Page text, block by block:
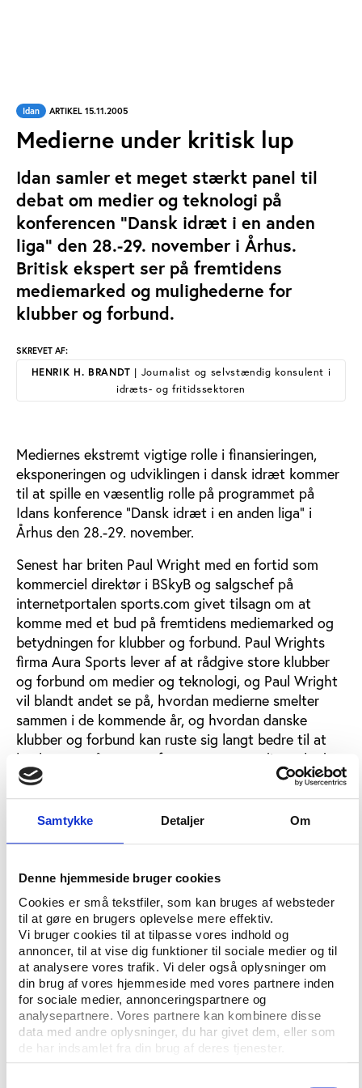
Samtykke Detaljer Om
Denne hjemmeside bruger cookies
Cookies er små tekstfiler, som kan bruges af websteder
til at gøre en brugers oplevelse mere effektiv.
Vi bruger cookies til at tilpasse vores indhold og
annoncer, til at vise dig funktioner til sociale medier og til
at analysere vores trafik. Vi deler også oplysninger om
din brug af vores hjemmeside med vores partnere inden
for sociale medier, annonceringspartnere og
analysepartnere. Vores partnere kan kombinere disse
data med andre oplysninger, du har givet dem, eller som
de har indsamlet fra din brug af deres tjenester.
Idan ARTIKEL 15.11.2005
Medierne under kritisk lup
Idan samler et meget stærkt panel til
debat om medier og teknologi på
konferencen ”Dansk idræt i en anden
liga” den 28.-29. november i Århus.
Britisk ekspert ser på fremtidens
mediemarked og mulighederne for
klubber og forbund.
SKREVET AF:
HENRIK H. BRANDT | Journalist og selvstændig konsulent i
idræts- og fritidssektoren
Mediernes ekstremt vigtige rolle i finansieringen,
eksponeringen og udviklingen i dansk idræt kommer
til at spille en væsentlig rolle på programmet på
Idans konference ”Dansk idræt i en anden liga” i
Århus den 28.-29. november.
Senest har briten Paul Wright med en fortid som
kommerciel direktør i BSkyB og salgschef på
internetportalen sports.com givet tilsagn om at
komme med et bud på fremtidens mediemarked og
betydningen for klubber og forbund. Paul Wrights
firma Aura Sports lever af at rådgive store klubber
og forbund om medier og teknologi, og Paul Wright
vil blandt andet se på, hvordan medierne smelter
sammen i de kommende år, og hvordan danske
klubber og forbund kan ruste sig langt bedre til at
konkurrere på et mere fragmenteret mediemarked,
hvor kun de færreste trænger igennem for alvor.
Problematisk mediebillede?
fremlægge en række tendenser for tv-dækningen af
dansk idræt siden 1993, mens DIF’s
kommunikationschef Morten Mølholm-Hansen viser
nye tal fra en undersøgelse af den danske
sportspresse, som Mandag Morgen har gennemført
for Idan og Play the game. Hvad betyder
mediebilledet for den danske idrætskultur og for
tidens mange satsninger på store events og
eliteidrætsnetværk, og har medierne overhovedet
fattet, hvad der foregår på den danske sportsscene?